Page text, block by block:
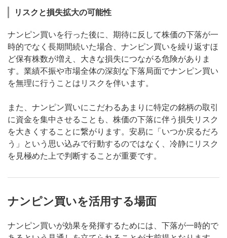
リスクと損失拡大の可能性
ナンピン買いを行った後に、期待に反して株価の下落が一
時的でなく長期間続いた場合、ナンピン買いを繰り返すほ
ど保有株数が増え、大きな損失につながる危険がありま
す。業績不振や市場全体の深刻な下落局面でナンピン買い
を無理に行うことはリスクを伴います。
また、ナンピン買いにこだわるあまりに特定の銘柄の取引
に資金を集中させることも、株価の下落に伴う損失リスク
を大きくすることに繋がります。安易に「いつか戻るだろ
う」という思い込みで行動するのではなく、冷静にリスク
を見極めた上で判断することが重要です。
ナンピン買いを活用する場面
ナンピン買いが効果を発揮するためには、下落が一時的で